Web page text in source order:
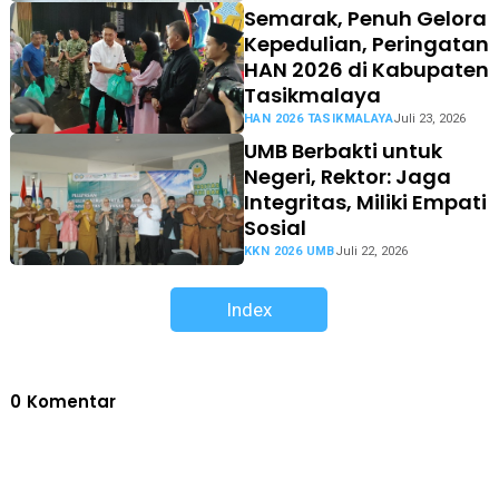
Semarak, Penuh Gelora
Kepedulian, Peringatan
HAN 2026 di Kabupaten
Tasikmalaya
HAN 2026 TASIKMALAYAJuli 23, 2026
UMB Berbakti untuk
Negeri, Rektor: Jaga
Integritas, Miliki Empati
Sosial
KKN 2026 UMBJuli 22, 2026
Index
0 Komentar